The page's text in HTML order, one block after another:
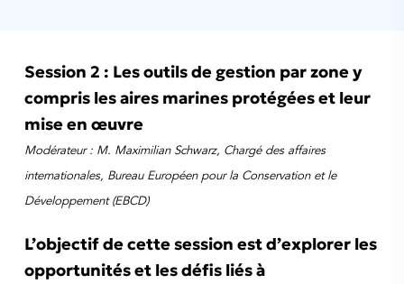
Session 2 : Les outils de gestion par zone y
compris les aires marines protégées et leur
mise en œuvre
Modérateur : M. Maximilian Schwarz, Chargé des affaires
internationales, Bureau Européen pour la Conservation et le
Développement (EBCD)
L’objectif de cette session est d’explorer les
opportunités et les défis liés à